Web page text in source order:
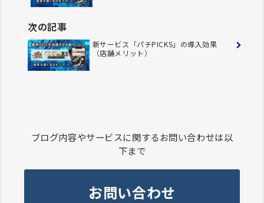
次の記事
新サービス「パチPICKS」の導入効果
（店舗メリット）
ブログ内容やサービスに関するお問い合わせは以
下まで
お問い合わせ